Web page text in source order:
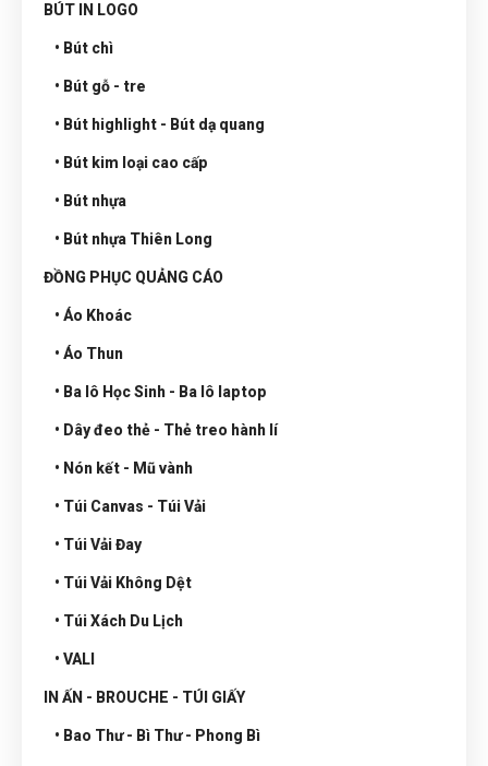
BÚT IN LOGO
• Bút chì
• Bút gỗ - tre
• Bút highlight - Bút dạ quang
• Bút kim loại cao cấp
• Bút nhựa
• Bút nhựa Thiên Long
ĐỒNG PHỤC QUẢNG CÁO
• Áo Khoác
• Áo Thun
• Ba lô Học Sinh - Ba lô laptop
• Dây đeo thẻ - Thẻ treo hành lí
• Nón kết - Mũ vành
• Túi Canvas - Túi Vải
• Túi Vải Đay
• Túi Vải Không Dệt
• Túi Xách Du Lịch
• VALI
IN ẤN - BROUCHE - TÚI GIẤY
• Bao Thư - Bì Thư - Phong Bì